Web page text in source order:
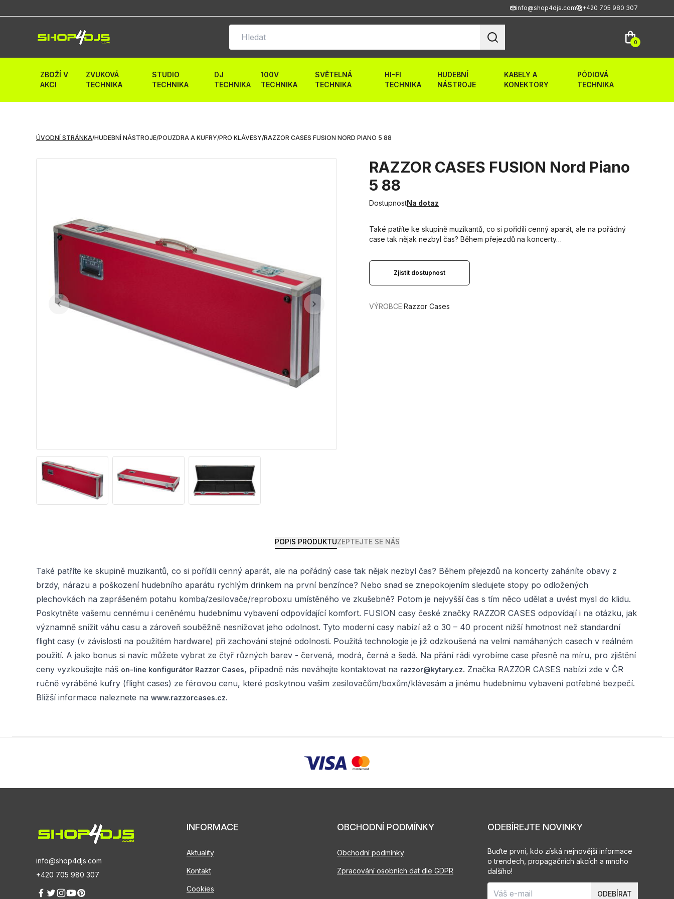
info@shop4djs.com +420 705 980 307
0
ZBOŽÍ V
AKCI
ZVUKOVÁ
TECHNIKA
STUDIO
TECHNIKA
DJ
TECHNIKA
100V
TECHNIKA
SVĚTELNÁ
TECHNIKA
HI-FI
TECHNIKA
HUDEBNÍ
NÁSTROJE
KABELY A
KONEKTORY
PÓDIOVÁ
TECHNIKA
ÚVODNÍ STRÁNKA/HUDEBNÍ NÁSTROJE/POUZDRA A KUFRY/PRO KLÁVESY/RAZZOR CASES FUSION NORD PIANO 5 88
RAZZOR CASES FUSION Nord Piano
5 88
DostupnostNa dotaz
Také patříte ke skupině muzikantů, co si pořídili cenný aparát, ale na pořádný
case tak nějak nezbyl čas? Během přejezdů na koncerty…
Zjistit dostupnost
VÝROBCE:Razzor Cases
POPIS PRODUKTUZEPTEJTE SE NÁS
Také patříte ke skupině muzikantů, co si pořídili cenný aparát, ale na pořádný case tak nějak nezbyl čas? Během přejezdů na koncerty zaháníte obavy z
brzdy, nárazu a poškození hudebního aparátu rychlým drinkem na první benzínce? Nebo snad se znepokojením sledujete stopy po odložených
plechovkách na zaprášeném potahu komba/zesilovače/reproboxu umístěného ve zkušebně? Potom je nejvyšší čas s tím něco udělat a uvést mysl do klidu.
Poskytněte vašemu cennému i ceněnému hudebnímu vybavení odpovídající komfort. FUSION casy české značky RAZZOR CASES odpovídají i na otázku, jak
významně snížit váhu casu a zároveň souběžně nesnižovat jeho odolnost. Tyto moderní casy nabízí až o 30 – 40 procent nižší hmotnost než standardní
flight casy (v závislosti na použitém hardware) při zachování stejné odolnosti. Použitá technologie je již odzkoušená na velmi namáhaných casech v reálném
použití. A jako bonus si navíc můžete vybrat ze čtyř různých barev - červená, modrá, černá a šedá. Na přání rádi vyrobíme case přesně na míru, pro zjištění
ceny vyzkoušejte náš on-line konfigurátor Razzor Cases, případně nás neváhejte kontaktovat na razzor@kytary.cz. Značka RAZZOR CASES nabízí zde v ČR
ručně vyráběné kufry (flight cases) ze férovou cenu, které poskytnou vašim zesilovačům/boxům/klávesám a jinému hudebnímu vybavení potřebné bezpečí.
Bližší informace naleznete na www.razzorcases.cz.
info@shop4djs.com
+420 705 980 307
INFORMACE
Aktuality
Kontakt
Cookies
OBCHODNÍ PODMÍNKY
Obchodní podmínky
Zpracování osobních dat dle GDPR
ODEBÍREJTE NOVINKY
Buďte první, kdo získá nejnovější informace
o trendech, propagačních akcích a mnoho
dalšího!
ODEBÍRAT